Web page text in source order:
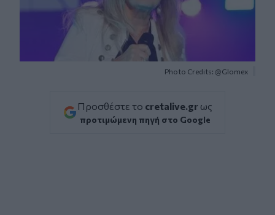
Photo Credits: @Glomex
Προσθέστε το cretalive.gr ως
προτιμώμενη πηγή στο Google